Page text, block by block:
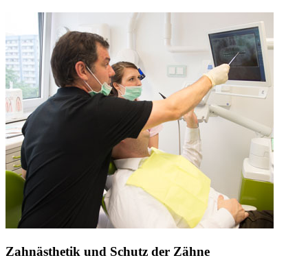
Zahnästhetik und Schutz der Zähne